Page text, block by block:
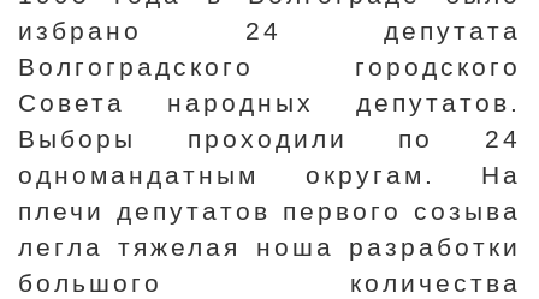
избрано 24 депутата
Волгоградского городского
Совета народных депутатов.
Выборы проходили по 24
одномандатным округам. На
плечи депутатов первого созыва
легла тяжелая ноша разработки
большого количества